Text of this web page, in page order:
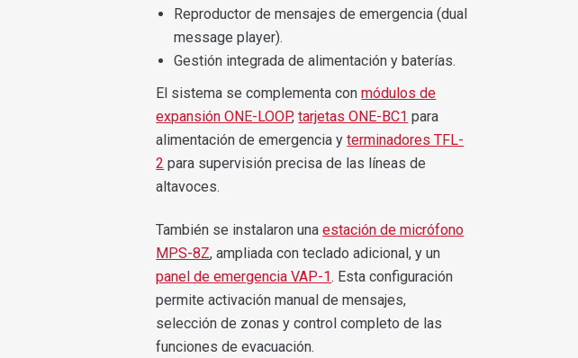
Reproductor de mensajes de emergencia (dual
message player).
Gestión integrada de alimentación y baterías.
El sistema se complementa conmódulos de
expansión ONE-LOOP,tarjetas ONE-BC1 para
alimentación de emergencia yterminadores TFL-
2 para supervisión precisa de las líneas de
altavoces.
También se instalaron unaestación de micrófono
MPS-8Z, ampliada con teclado adicional, y un
panel de emergencia VAP-1. Esta configuración
permite activación manual de mensajes,
selección de zonas y control completo de las
funciones de evacuación.